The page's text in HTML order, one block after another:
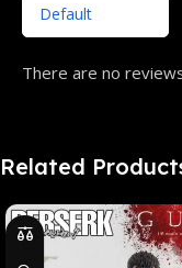
There are no
Related